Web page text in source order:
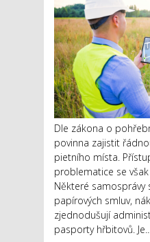
Dle zákona o
povinna zajistit
pietního místa.
problematice se
Některé samosprávy
papírových smluv,
zjednodušují
pasporty hřbitovů. Je...